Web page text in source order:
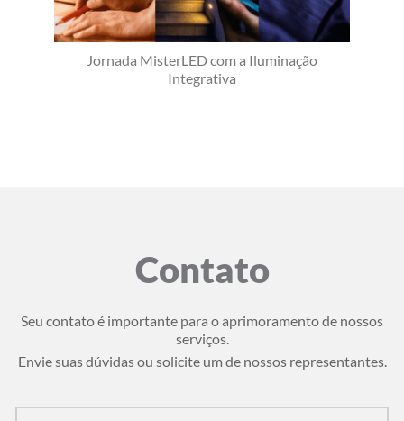
Jornada MisterLED com a Iluminação
Integrativa
Contato
Seu contato é importante para o aprimoramento de nossos
serviços.
Envie suas dúvidas ou solicite um de nossos representantes.